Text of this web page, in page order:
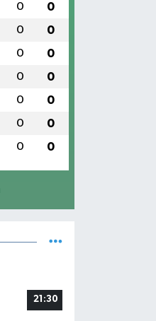
0 0
0 0
0 0
0 0
0 0
0 0
0 0
21:30